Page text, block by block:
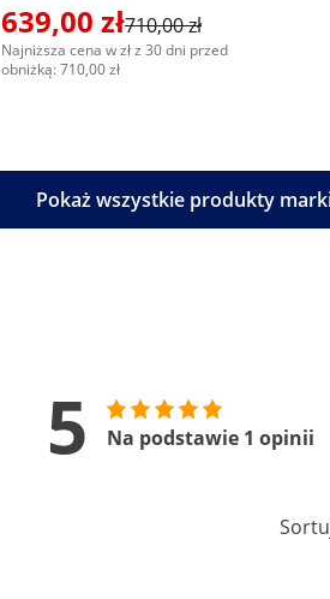
639,00 zł710,00 zł
Najniższa cena w zł z 30 dni przed
obniżką: 710,00 zł
Pokaż wszystkie produkty
5 Na podstawie 1 opinii